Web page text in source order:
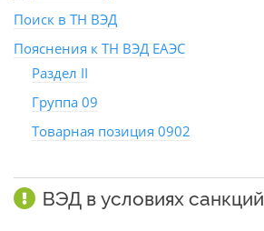
Поиск в ТН ВЭД
Пояснения к ТН ВЭД ЕАЭС
Раздел II
Группа 09
Товарная позиция 0902
ВЭД в условиях санкций